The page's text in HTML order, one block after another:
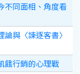
不同面相、角度看
論與〈諫逐客書〉
餓行銷的心理戰